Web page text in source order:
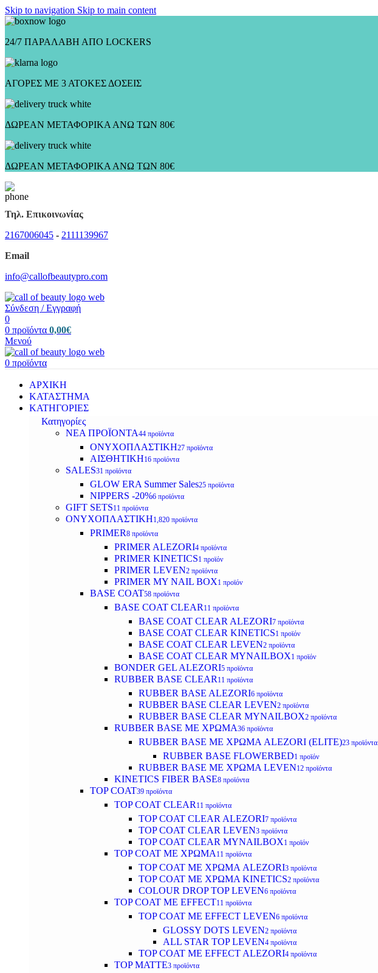
Skip to navigation Skip to main content
24/7 ΠΑΡΑΛΑΒΗ ΑΠΟ LOCKERS
ΑΓΟΡΕΣ ΜΕ 3 ΑΤΟΚΕΣ ΔΟΣΕΙΣ
ΔΩΡΕΑΝ ΜΕΤΑΦΟΡΙΚΑ ΑΝΩ ΤΩΝ 80€
ΔΩΡΕΑΝ ΜΕΤΑΦΟΡΙΚΑ ΑΝΩ ΤΩΝ 80€
Τηλ. Επικοινωνίας
2167006045 - 2111139967
Email
info@callofbeautypro.com
Σύνδεση / Εγγραφή
0
0 προϊόντα 0,00€
Μενού
0 προϊόντα
ΑΡΧΙΚΗ
ΚΑΤΑΣΤΗΜΑ
ΚΑΤΗΓΟΡΙΕΣ
Κατηγορίες
ΝΕΑ ΠΡΟΪΟΝΤΑ44 προϊόντα
ΟΝΥΧΟΠΛΑΣΤΙΚΗ27 προϊόντα
ΑΙΣΘΗΤΙΚΗ16 προϊόντα
SALES31 προϊόντα
GLOW ERA Summer Sales25 προϊόντα
NIPPERS -20%6 προϊόντα
GIFT SETS11 προϊόντα
ΟΝΥΧΟΠΛΑΣΤΙΚΗ1,820 προϊόντα
PRIMER8 προϊόντα
PRIMER ALEZORI4 προϊόντα
PRIMER KINETICS1 προϊόν
PRIMER LEVEN2 προϊόντα
PRIMER MY NAIL BOX1 προϊόν
BASE COAT58 προϊόντα
BASE COAT CLEAR 11 προϊόντα
BASE COAT CLEAR ALEZORI7 προϊόντα
BASE COAT CLEAR KINETICS1 προϊόν
BASE COAT CLEAR LEVEN2 προϊόντα
BASE COAT CLEAR MYNAILBOX1 προϊόν
BONDER GEL ALEZORI5 προϊόντα
RUBBER BASE CLEAR 11 προϊόντα
RUBBER BASE ALEZORI6 προϊόντα
RUBBER BASE CLEAR LEVEN2 προϊόντα
RUBBER BASE CLEAR MYNAILBOX2 προϊόντα
RUBBER BASE ΜΕ ΧΡΩΜΑ36 προϊόντα
RUBBER BASE ΜΕ ΧΡΩΜΑ ALEZORI (ELITE)23 προϊόντα
RUBBER BASE FLOWERBED1 προϊόν
RUBBER BASE ΜΕ ΧΡΩΜΑ LEVEN12 προϊόντα
KINETICS FIBER BASE8 προϊόντα
TOP COAT39 προϊόντα
TOP COAT CLEAR 11 προϊόντα
TOP COAT CLEAR ALEZORI7 προϊόντα
TOP COAT CLEAR LEVEN3 προϊόντα
TOP COAT CLEAR MYNAILBOX1 προϊόν
TOP COAT ΜΕ ΧΡΩΜΑ 11 προϊόντα
TOP COAT ΜΕ ΧΡΩΜΑ ALEZORI3 προϊόντα
TOP COAT ΜΕ ΧΡΩΜΑ KINETICS2 προϊόντα
COLOUR DROP TOP LEVEN6 προϊόντα
TOP COAT ΜΕ EFFECT11 προϊόντα
TOP COAT ME EFFECT LEVEN6 προϊόντα
GLOSSY DOTS LEVEN2 προϊόντα
ALL STAR TOP LEVEN4 προϊόντα
TOP COAT ME EFFECT ALEZORI4 προϊόντα
TOP MATTE3 προϊόντα